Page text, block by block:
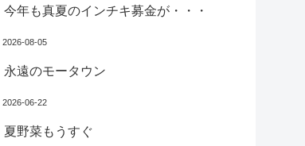
今年も真夏のインチキ募金が・・・
2026-08-05
永遠のモータウン
2026-06-22
夏野菜もうすぐ